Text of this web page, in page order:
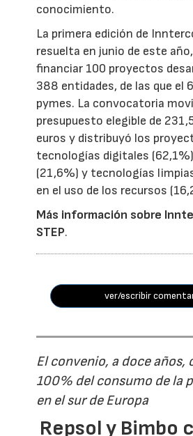
conocimiento.
La primera edición de
resuelta en junio de este
financiar 100 proyectos
388 entidades, de las que el
pymes. La convocatoria
presupuesto elegible de
euros y distribuyó los
tecnologías digitales
(21,6%) y tecnologías
en el uso de los recursos
Más información sobre
STEP.
ver/escribir
El convenio, a doce años,
100% del consumo de la
en el sur de Europa
Repsol y Bimbo